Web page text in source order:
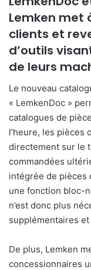
Lemken met
clients et
d’outils
de leurs
Le nouveau
« LemkenDoc »
catalogues de
l’heure, les pièces
directement sur le
commandées
intégrée de pièces
une fonction bloc-
n’est donc plus
supplémentaires
De plus, Lemken
concessionnaires